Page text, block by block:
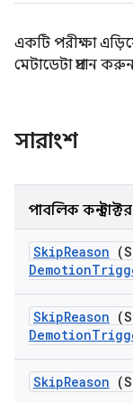
একটি পরীক্ষা
মেটাডেটা প্রদান
সারাংশ
পাবলিক কনস্ট্রাক্টর
SkipReason
Demotion
SkipReason
Demotion
SkipReason